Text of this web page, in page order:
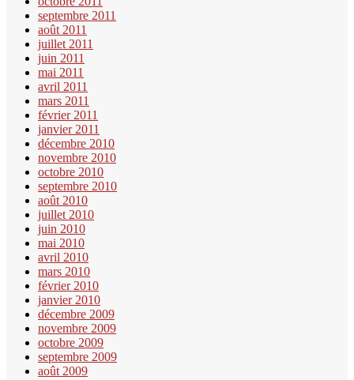
septembre 2011
août 2011
juillet 2011
juin 2011
mai 2011
avril 2011
mars 2011
février 2011
janvier 2011
décembre 2010
novembre 2010
octobre 2010
septembre 2010
août 2010
juillet 2010
juin 2010
mai 2010
avril 2010
mars 2010
février 2010
janvier 2010
décembre 2009
novembre 2009
octobre 2009
septembre 2009
août 2009